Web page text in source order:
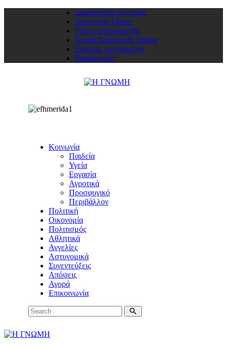
Δημοσιεύση Αγγελίας
Αναγγελία Γάμου
Γίνετε συνδρομητής
Αγορά Συνδρομής Online
Είσοδος συνδρομητή
Επικοινωνία
Κοινωνία
Παιδεία
Υγεία
Εργασία
Αγροτικά
Προσφυγικό
Περιβάλλον
Πολιτική
Οικονομία
Πολιτισμός
Αθλητικά
Αγγελίες
Αστυνομικά
Συνεντεύξεις
Απόψεις
Αγορά
Επικοινωνία